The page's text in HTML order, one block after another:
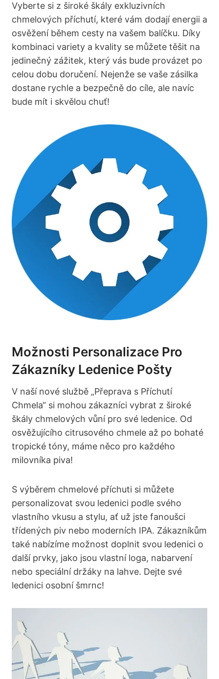
Vyberte si z široké škály exkluzivních
chmelových příchutí, které vám dodají energii a
osvěžení během cesty na vašem balíčku. Díky
kombinaci variety a kvality se můžete těšit na
jedinečný zážitek, který vás bude provázet po
celou dobu doručení. Nejenže se vaše zásilka
dostane rychle a bezpečně do cíle, ale navíc
bude mít i skvělou chuť!
Možnosti Personalizace Pro
Zákazníky Ledenice Pošty
V naší nové službě „Přeprava s Příchutí
Chmela“ si mohou zákazníci vybrat z široké
škály chmelových vůní pro své ledenice. Od
osvěžujícího citrusového chmele až po bohaté
tropické tóny, máme něco pro každého
milovníka piva!
S výběrem chmelové příchuti si můžete
personalizovat svou ledenici podle svého
vlastního vkusu a stylu, ať už jste fanoušci
třídených piv nebo moderních IPA. Zákazníkům
také nabízíme možnost doplnit svou ledenici o
další prvky, jako jsou vlastní loga, nabarvení
nebo speciální držáky na lahve. Dejte své
ledenici osobní šmrnc!